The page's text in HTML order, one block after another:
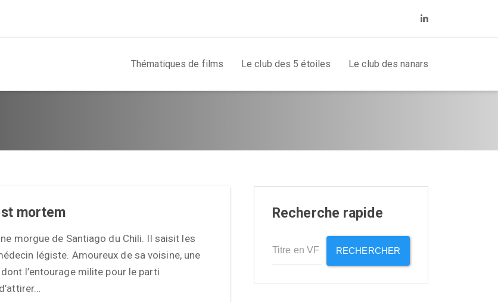
Thématiques de films Le club des 5 étoiles Le club des nanars
mortem
morgue de Santiago du Chili. Il saisit les
légiste. Amoureux de sa voisine, une
l’entourage milite pour le parti
Recherche rapide
RECHERCHER